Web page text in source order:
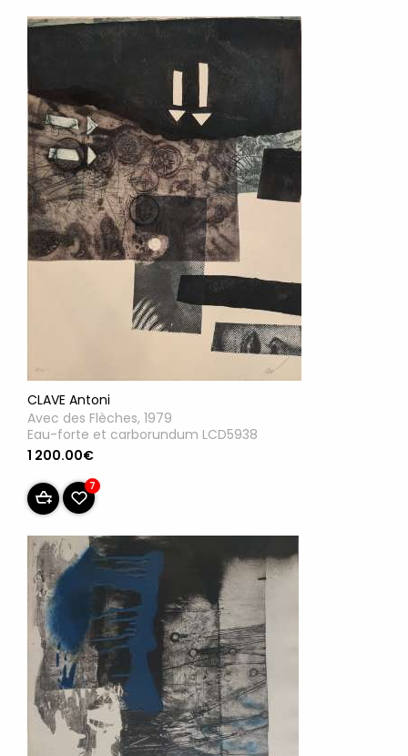
CLAVE Antoni
Avec des Flèches, 1979
Eau-forte et carborundum LCD5938
1 200.00€
7